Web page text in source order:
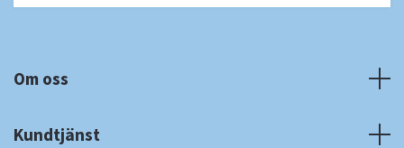
Om oss
Kundtjänst